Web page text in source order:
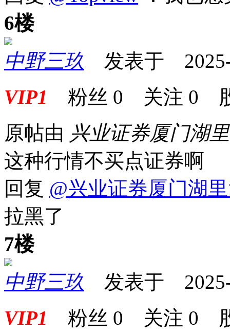
6楼
中野三玖 发表于 2025-
VIP1 粉丝 0 关注 0
原帖由 兴业证券厦门湖
这种行情不买点证券啊
回复 @兴业证券厦门湖
拉黑了
7楼
中野三玖 发表于 2025-
VIP1 粉丝 0 关注 0